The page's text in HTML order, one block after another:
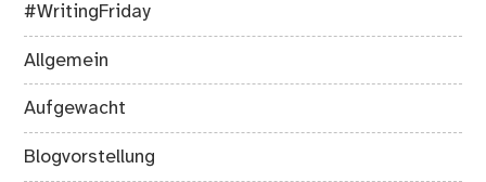
#WritingFriday
Allgemein
Aufgewacht
Blogvorstellung